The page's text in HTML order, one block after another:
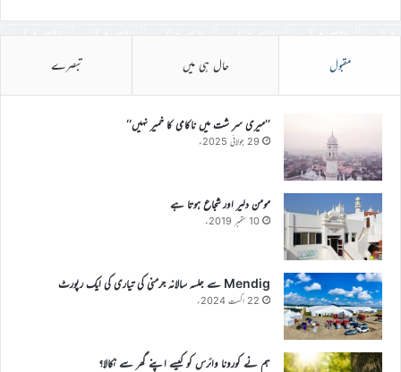
مقبول حال ہی میں تبصرے
’’میری سر شت میں ناکامی کا خمیر نہیں‘‘
29 جولائی 2025ء
مومن دلیر اور شجاع ہوتا ہے
10 ستمبر 2019ء
Mendig سے جلسہ سالانہ جرمنی کی تیاری کی ایک رپورٹ
22 اگست 2024ء
ہم نے کورونا وائرس کو کیسے اپنے گھر سے نکالا؟